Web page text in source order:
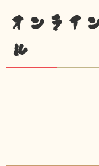
オンライ
ル